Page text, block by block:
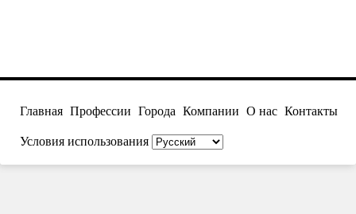
Главная Профессии Города Компании О нас Контакты
Условия использования